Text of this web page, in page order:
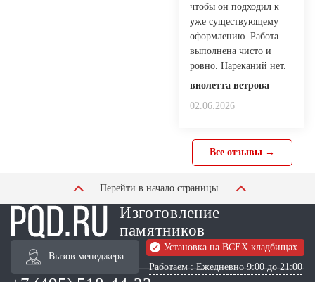
чтобы он подходил к
уже существующему
оформлению. Работа
выполнена чисто и
ровно. Нареканий нет.
виолетта ветрова
02.06.2026
Все отзывы →
Перейти в начало страницы
Изготовление
памятников
Вызов менеджера
Установка на ВСЕХ кладбищах
Работаем : Ежедневно 9:00 до 21:00